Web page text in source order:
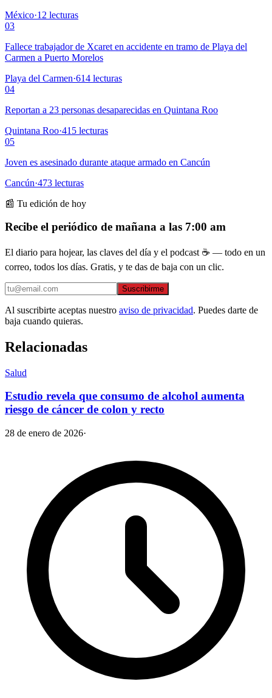
México·12 lecturas
03
Fallece trabajador de Xcaret en accidente en tramo de Playa del
Carmen a Puerto Morelos
Playa del Carmen·614 lecturas
04
Reportan a 23 personas desaparecidas en Quintana Roo
Quintana Roo·415 lecturas
05
Joven es asesinado durante ataque armado en Cancún
Cancún·473 lecturas
📰 Tu edición de hoy
Recibe el periódico de mañana a las 7:00 am
El diario para hojear, las claves del día y el podcast ☕ — todo en un
correo, todos los días. Gratis, y te das de baja con un clic.
Suscribirme
Al suscribirte aceptas nuestro aviso de privacidad. Puedes darte de
baja cuando quieras.
Relacionadas
Salud
Estudio revela que consumo de alcohol aumenta
riesgo de cáncer de colon y recto
28 de enero de 2026·